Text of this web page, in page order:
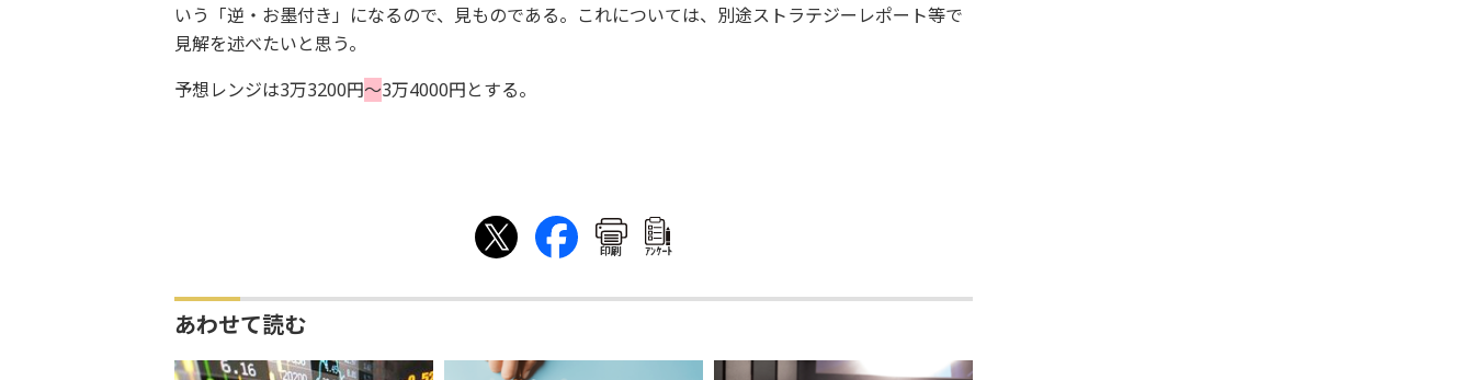
いう「逆・お墨付き」になるので、見ものである。これについては、別途ストラテジーレポート等で
見解を述べたいと思う。
予想レンジは3万3200円～3万4000円とする。
印刷 ｱﾝｹｰﾄ
あわせて読む